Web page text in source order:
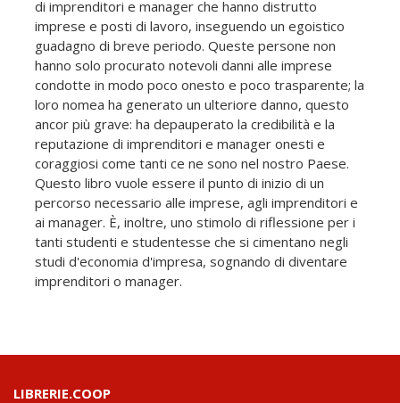
di imprenditori e manager che hanno distrutto
imprese e posti di lavoro, inseguendo un egoistico
guadagno di breve periodo. Queste persone non
hanno solo procurato notevoli danni alle imprese
condotte in modo poco onesto e poco trasparente; la
loro nomea ha generato un ulteriore danno, questo
ancor più grave: ha depauperato la credibilità e la
reputazione di imprenditori e manager onesti e
coraggiosi come tanti ce ne sono nel nostro Paese.
Questo libro vuole essere il punto di inizio di un
percorso necessario alle imprese, agli imprenditori e
ai manager. È, inoltre, uno stimolo di riflessione per i
tanti studenti e studentesse che si cimentano negli
studi d'economia d'impresa, sognando di diventare
imprenditori o manager.
LIBRERIE.COOP